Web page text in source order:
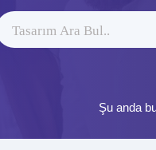
Şu anda